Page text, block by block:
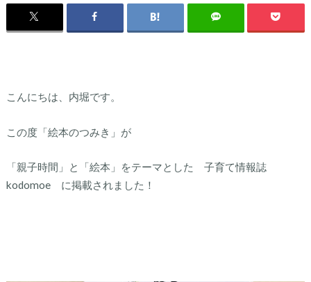
こんにちは、内堀です。
この度「絵本のつみき」が
「親子時間」と「絵本」をテーマとした 子育て情報誌
kodomoe に掲載されました！